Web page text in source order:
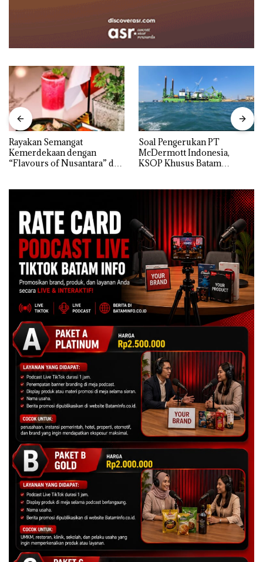
Rayakan Semangat
Kemerdekaan dengan
“Flavours of Nusantara” di
‎Soal Pengerukan PT
McDermott Indonesia,
KSOP Khusus Batam